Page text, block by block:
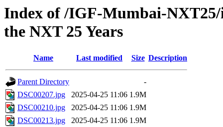
Index of /IGF-Mumbai-
the NXT 25 Years
Name Last modified Size Description
Parent Directory
-
DSC00207.jpg
2025-04-25 11:06 1.9M
DSC00210.jpg
2025-04-25 11:06 1.9M
DSC00213.jpg
2025-04-25 11:06 1.9M